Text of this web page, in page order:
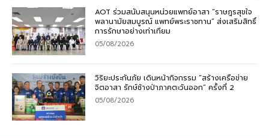
AOT ร่วมสนับสนุนหน่วยแพทย์อาสา “ราษฎรสุขใจ
พลานามัยสมบูรณ์ แพทย์พระราชทาน” ส่งเสริมสิทธิ์
การรักษาอย่างเท่าเทียม
05/08/2026
วิริยะประกันภัย เดินหน้ากิจกรรม “สร้างเครือข่าย
จิตอาสา รักษ์ช้างป่าภาคตะวันออก” ครั้งที่ 2
05/08/2026